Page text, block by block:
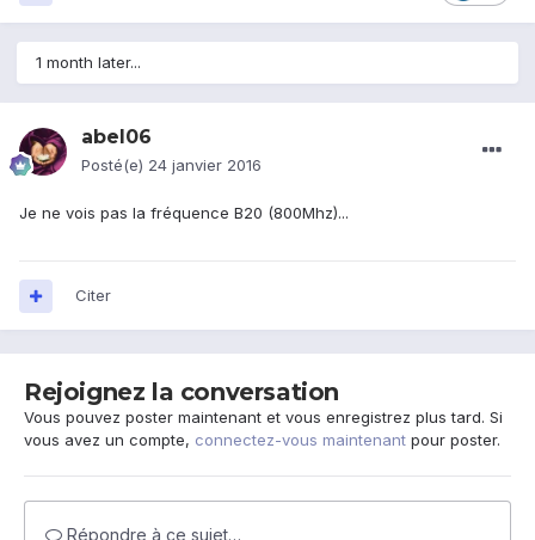
1 month later...
abel06
Posté(e) 24 janvier 2016
Je ne vois pas la fréquence B20 (800Mhz)...
Citer
Rejoignez la conversation
Vous pouvez poster maintenant et vous enregistrez plus tard. Si
vous avez un compte, connectez-vous maintenant pour poster.
Répondre à ce sujet…